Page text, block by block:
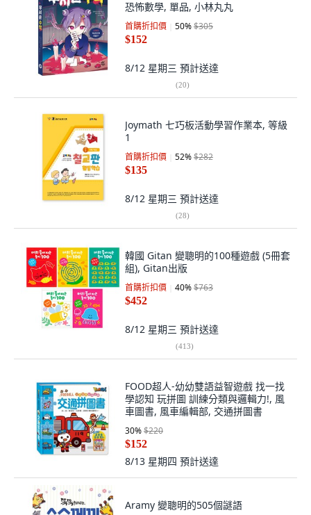
恐怖數學, 單品, 小林丸丸
首購折扣價 50%$305
$152
8/12 星期三 預計送達
(20)
Joymath 七巧板活動學習作業本, 等級
1
首購折扣價 52%$282
$135
8/12 星期三 預計送達
(28)
韓國 Gitan 變聰明的100種遊戲 (5冊套
組), Gitan出版
首購折扣價 40%$763
$452
8/12 星期三 預計送達
(413)
FOOD超人-幼幼雙語益智遊戲 找一找
學認知 玩拼圖 訓練分類與邏輯力!, 風
車圖書, 風車編輯部, 交通拼圖書
30%$220
$152
8/13 星期四 預計送達
Aramy 變聰明的505個謎語